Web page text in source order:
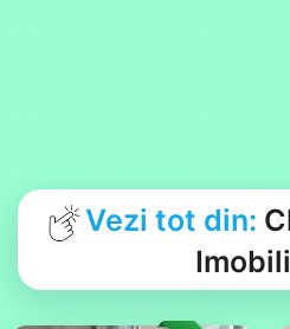
Vezi tot din: